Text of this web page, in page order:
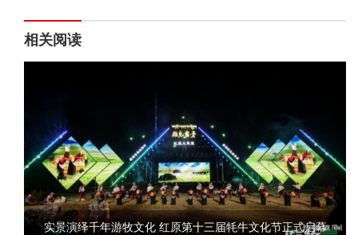
相关阅读
实景演绎千年游牧文化 红原第十三届牦牛文化节正式启幕